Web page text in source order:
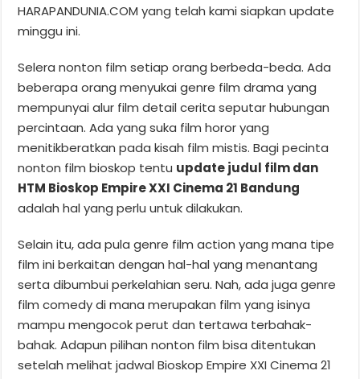
HARAPANDUNIA.COM yang telah kami siapkan update
minggu ini.
Selera nonton film setiap orang berbeda-beda. Ada
beberapa orang menyukai genre film drama yang
mempunyai alur film detail cerita seputar hubungan
percintaan. Ada yang suka film horor yang
menitikberatkan pada kisah film mistis. Bagi pecinta
nonton film bioskop tentu update judul film dan
HTM Bioskop Empire XXI Cinema 21 Bandung
adalah hal yang perlu untuk dilakukan.
Selain itu, ada pula genre film action yang mana tipe
film ini berkaitan dengan hal-hal yang menantang
serta dibumbui perkelahian seru. Nah, ada juga genre
film comedy di mana merupakan film yang isinya
mampu mengocok perut dan tertawa terbahak-
bahak. Adapun pilihan nonton film bisa ditentukan
setelah melihat jadwal Bioskop Empire XXI Cinema 21